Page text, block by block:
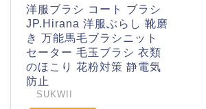
洋服ブラシ コート ブラシ
JP.Hirana 洋服ぶらし 靴磨
き 万能馬毛ブラシニット
セーター 毛玉ブラシ 衣類
のほこり 花粉対策 静電気
防止
SUKWII